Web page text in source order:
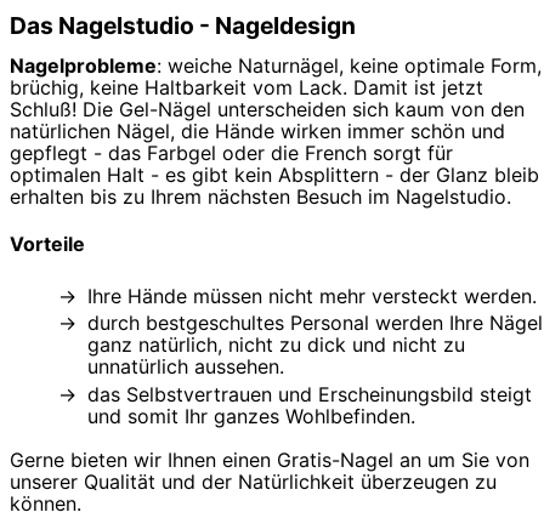
Das Nagelstudio - Nageldesign
Nagelprobleme: weiche Naturnägel, keine optimale Form,
brüchig, keine Haltbarkeit vom Lack. Damit ist jetzt
Schluß! Die Gel-Nägel unterscheiden sich kaum von den
natürlichen Nägel, die Hände wirken immer schön und
gepflegt - das Farbgel oder die French sorgt für
optimalen Halt - es gibt kein Absplittern - der Glanz bleib
erhalten bis zu Ihrem nächsten Besuch im Nagelstudio.
Vorteile
Ihre Hände müssen nicht mehr versteckt werden.
durch bestgeschultes Personal werden Ihre Nägel
ganz natürlich, nicht zu dick und nicht zu
unnatürlich aussehen.
das Selbstvertrauen und Erscheinungsbild steigt
und somit Ihr ganzes Wohlbefinden.
Gerne bieten wir Ihnen einen Gratis-Nagel an um Sie von
unserer Qualität und der Natürlichkeit überzeugen zu
können.